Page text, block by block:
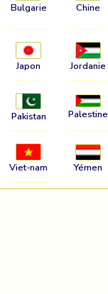
Bulgarie Chine
Japon Jordanie
Pakistan Palestine
Viet-nam Yémen